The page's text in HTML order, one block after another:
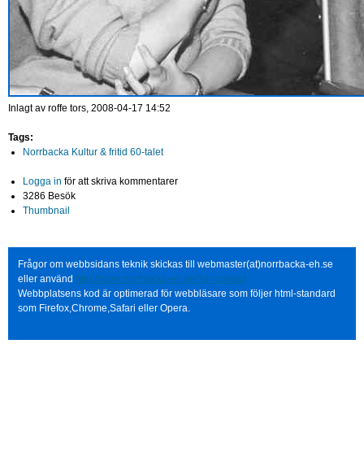
Inlagt av roffe tors, 2008-04-17 14:52
Tags:
Norrbacka Kultur & fritid 60-talet
Logga in för att skriva kommentarer
3286 Besök
Thumbnail
Frågor om webbsidans teknik skickas till webmaster(at)norrbacka-eh.se
eller använd http://www.norrbacka-eh.se/?q=contact
Webbplatsens kod är optimerad för webbläsare som följer html-standard
som Firefox,Chrome,Safari eller Opera.